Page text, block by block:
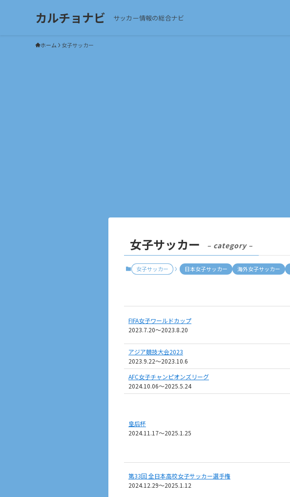
カルチョナビ サッカー情報の総合ナビ
ホーム 女子サッカー
女子サッカー – category –
女子サッカー 日本女子サッカー 海外女子サッカー
FIFA女子ワールドカップ
2023.7.20～2023.8.20
アジア競技大会2023
2023.9.22〜2023.10.6
AFC女子チャンピオンズリーグ
2024.10.06〜2025.5.24
皇后杯
2024.11.17～2025.1.25
第33回 全日本高校女子サッカー選手権
2024.12.29～2025.1.12